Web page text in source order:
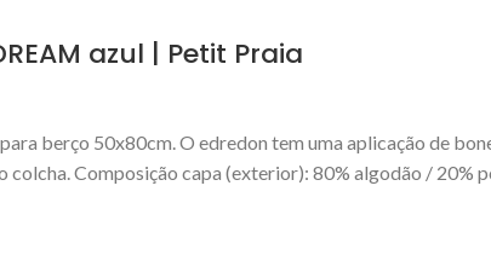
azul | Petit Praia
berço 50x80cm. O edredon tem uma aplicação de
colcha. Composição capa (exterior): 80% algodão / 20%